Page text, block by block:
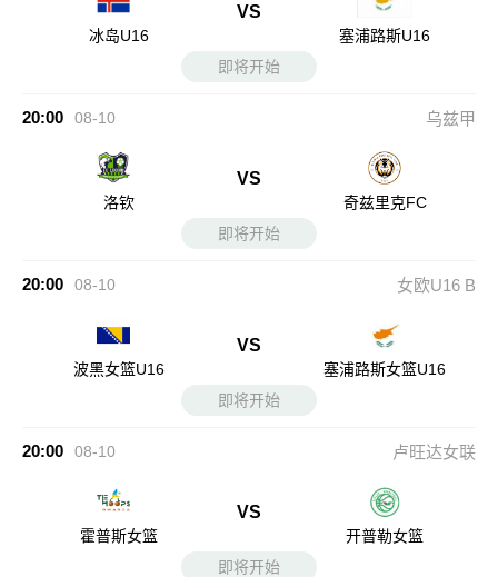
冰岛U16
VS
塞浦路斯U16
即将开始
20:00 08-10 乌兹甲
洛钦
VS
奇兹里克FC
即将开始
20:00 08-10 女欧U16 B
波黑女篮U16
VS
塞浦路斯女篮U16
即将开始
20:00 08-10 卢旺达女联
霍普斯女篮
VS
开普勒女篮
即将开始